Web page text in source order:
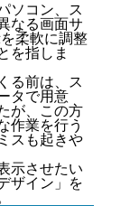
ソコン、ス
なる画面サ
柔軟に調整
を指しま
る前は、ス
タで用意
が、この方
作業を行う
スも起きや
示させたい
ザイン」を